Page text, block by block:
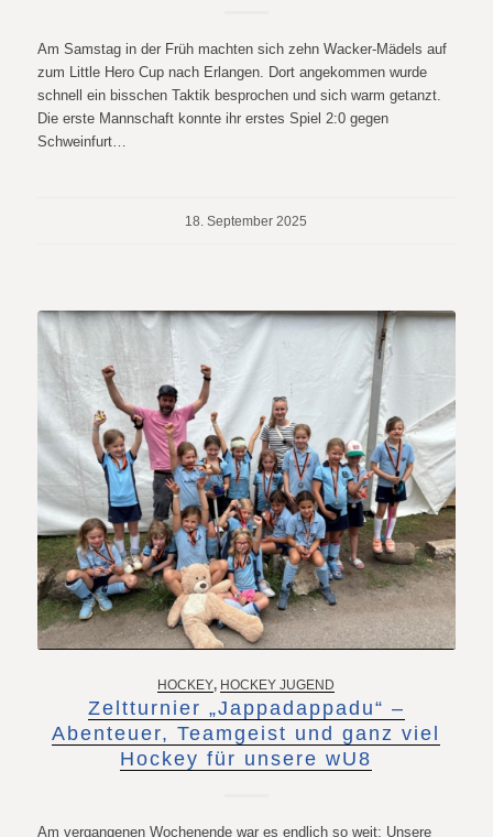
Am Samstag in der Früh machten sich zehn Wacker-Mädels auf
zum Little Hero Cup nach Erlangen. Dort angekommen wurde
schnell ein bisschen Taktik besprochen und sich warm getanzt.
Die erste Mannschaft konnte ihr erstes Spiel 2:0 gegen
Schweinfurt…
18. September 2025
HOCKEY, HOCKEY JUGEND
Zeltturnier „Jappadappadu“ –
Abenteuer, Teamgeist und ganz viel
Hockey für unsere wU8
Am vergangenen Wochenende war es endlich so weit: Unsere